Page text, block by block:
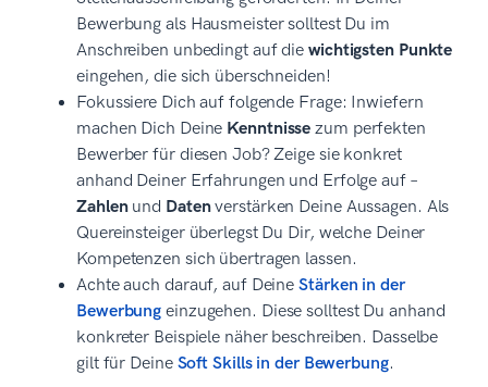
Bewerbung als Hausmeister solltest Du im
Anschreiben unbedingt auf die wichtigsten Punkte
eingehen, die sich überschneiden!
Fokussiere Dich auf folgende Frage: Inwiefern
machen Dich Deine Kenntnisse zum perfekten
Bewerber für diesen Job? Zeige sie konkret
anhand Deiner Erfahrungen und Erfolge auf –
Zahlenund Datenverstärken Deine Aussagen. Als
Quereinsteiger überlegst Du Dir, welche Deiner
Kompetenzen sich übertragen lassen.
Achte auch darauf, auf DeineStärken in der
Bewerbungeinzugehen. Diese solltest Du anhand
konkreter Beispiele näher beschreiben. Dasselbe
gilt für Deine Soft Skills in der Bewerbung.